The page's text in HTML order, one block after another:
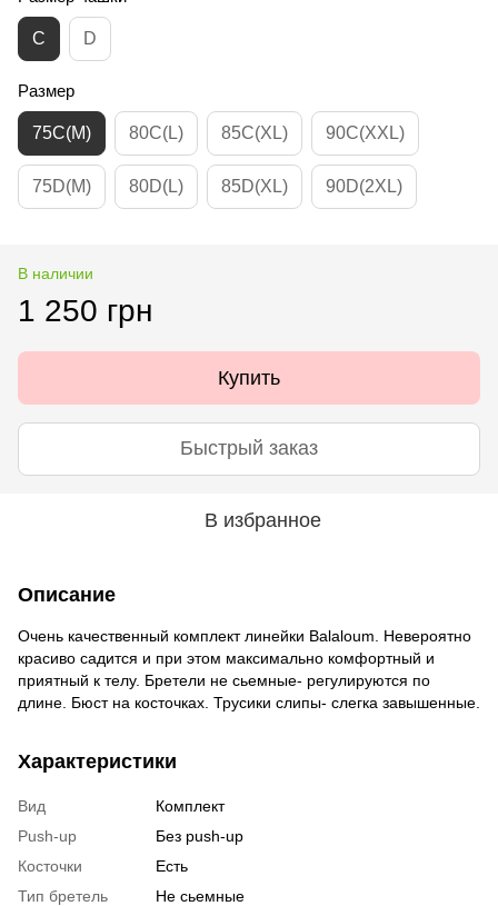
C D
Размер
75C(M) 80C(L) 85C(XL) 90C(XXL)
75D(M) 80D(L) 85D(XL) 90D(2XL)
В наличии
1 250 грн
Купить
Быстрый заказ
В избранное
Описание
Очень качественный комплект линейки Balaloum. Невероятно
красиво садится и при этом максимально комфортный и
приятный к телу. Бретели не сьемные- регулируются по
длине. Бюст на косточках. Трусики слипы- слегка завышенные.
Характеристики
Вид
Комплект
Push-up
Без push-up
Косточки
Есть
Тип бретель
Не сьемные